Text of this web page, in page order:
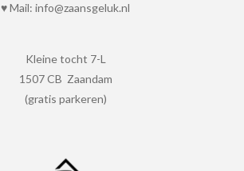
♥ Mail: info@zaansgeluk.nl
Kleine tocht 7-L
1507 CB Zaandam
(gratis parkeren)